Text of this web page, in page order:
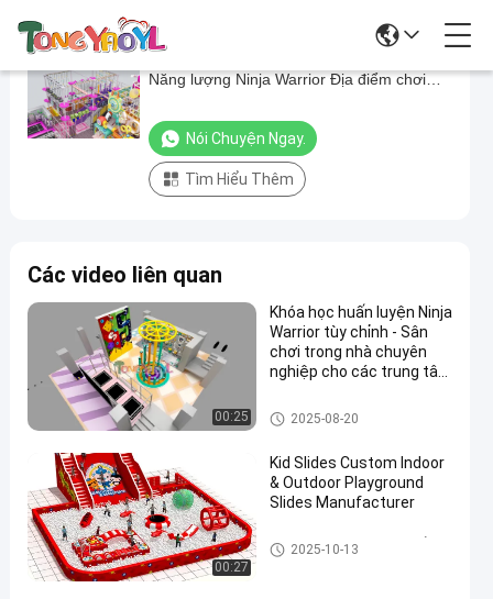
Địa
điểm
chơi
-
500kg
Năng
lượng
Ninja
Warrior
Địa
điểm
chơi
trong
nhà
Địa điểm chơi Ninja trong nhà 100 - 500kg
Năng lượng Ninja Warrior Địa điểm chơi
Nói Chuyện Ngay.
Tìm Hiểu Thêm
Các video liên quan
00:25
Khóa học huấn luyện Ninja
Warrior tùy chỉnh - Sân
chơi trong nhà chuyên
nghiệp cho các trung tâm
Sân chơi trong nhà Ninja
2025-08-20
00:27
Kid Slides Custom Indoor
& Outdoor Playground
Slides Manufacturer
Sân chơi trong nhà tùy chỉnh
2025-10-13